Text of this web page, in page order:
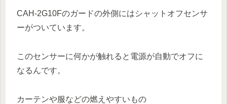
CAH-2G10Fのガードの外側にはシャットオフセンサ
ーがついています。
このセンサーに何かが触れると電源が自動でオフに
なるんです。
カーテンや服などの燃えやすいもの